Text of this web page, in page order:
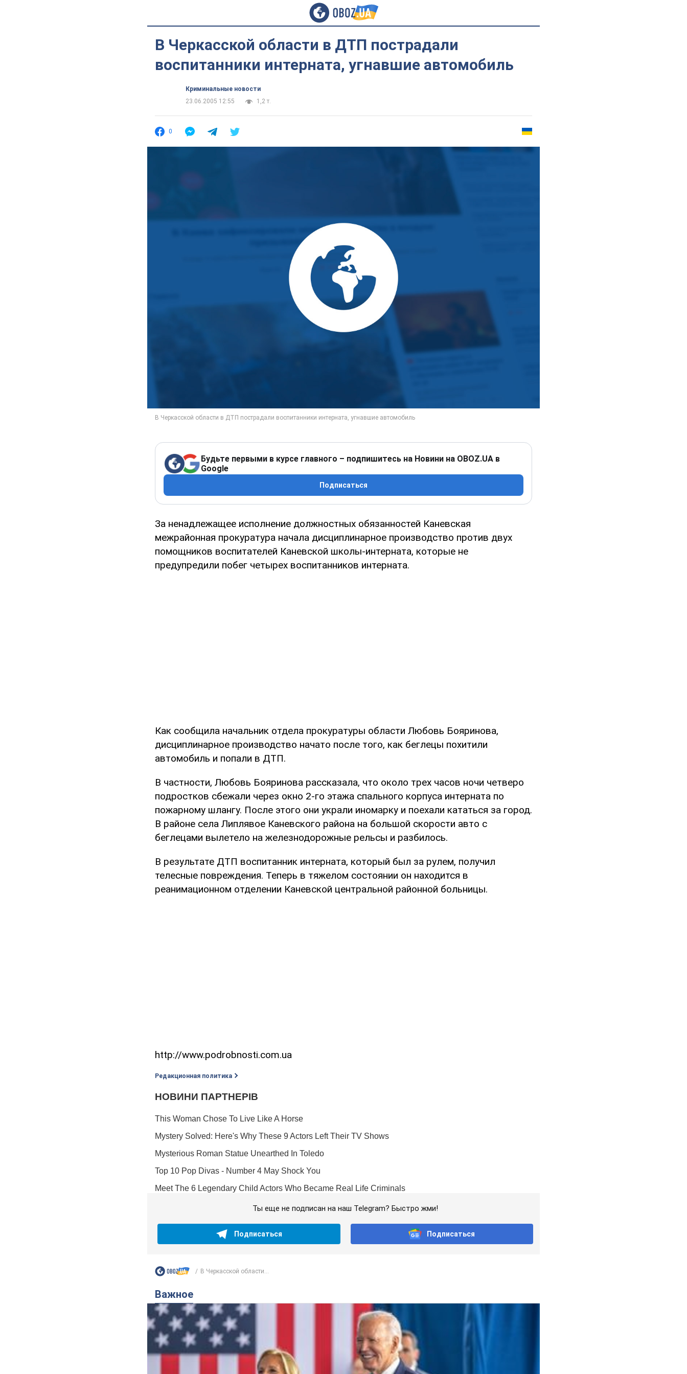
В Черкасской области в ДТП пострадали
воспитанники интерната, угнавшие автомобиль
Криминальные новости
23.06.2005 12:55
1,2 т.
0
Будьте первыми в курсе главного – подпишитесь на Новини на OBOZ.UA в
Google
Подписаться
За ненадлежащее исполнение должностных обязанностей Каневская
межрайонная прокуратура начала дисциплинарное производство против двух
помощников воспитателей Каневской школы-интерната, которые не
предупредили побег четырех воспитанников интерната.
Как сообщила начальник отдела прокуратуры области Любовь Бояринова,
дисциплинарное производство начато после того, как беглецы похитили
автомобиль и попали в ДТП.
В частности, Любовь Бояринова рассказала, что около трех часов ночи четверо
подростков сбежали через окно 2-го этажа спального корпуса интерната по
пожарному шлангу. После этого они украли иномарку и поехали кататься за город.
В районе села Липлявое Каневского района на большой скорости авто с
беглецами вылетело на железнодорожные рельсы и разбилось.
В результате ДТП воспитанник интерната, который был за рулем, получил
телесные повреждения. Теперь в тяжелом состоянии он находится в
реанимационном отделении Каневской центральной районной больницы.
http://www.podrobnosti.com.ua
Редакционная политика